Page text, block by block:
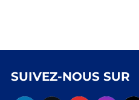
SUIVEZ-NOUS SUR